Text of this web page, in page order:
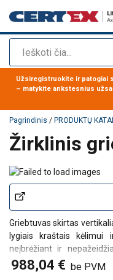
Paieška
Produktas buvo pridėtas
Užsiregistruokite ir patogiai
– matykite ankstesnius
Pagrindinis / PRODUKTŲ
Žirklinis
Griebtuvas skirtas
lygiais kraštais kėlimui
neįbrėžiant ir
tokioms medžiagoms
kompozitas, dažytos
988,04 € be PVM